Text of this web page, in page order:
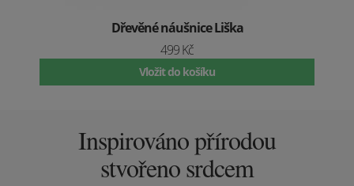
Dřevěné náušnice Liška
499 Kč
Vložit do košíku
Inspirováno přírodou
stvořeno srdcem